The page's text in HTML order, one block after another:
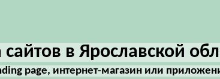
сайтов в Ярославской
page, интернет-магазин или